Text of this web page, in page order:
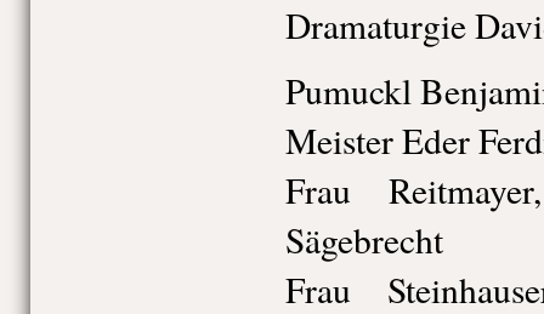
Dramaturgie
Pumuckl
Meister Eder
Frau
Sägebrecht
Frau